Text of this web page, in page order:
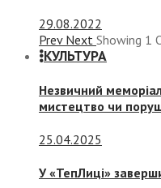
29.08.2022
Prev Next Showing 1
КУЛЬТУРА
Незвичний
мистецтво чи
25.04.2025
У «ТепЛиці»